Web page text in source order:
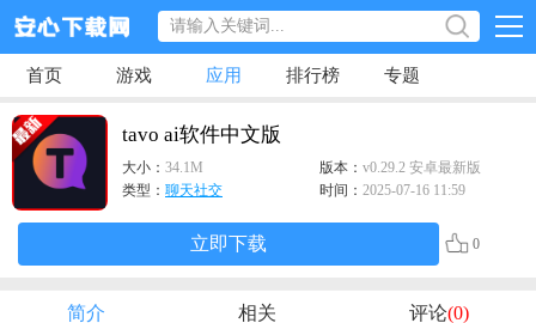
首页 游戏 应用 排行榜 专题
tavo ai软件中文版
大小： 34.1M 版本： v0.29.2 安卓最新版
类型： 聊天社交 时间： 2025-07-16 11:59
立即下载 0
简介 相关 评论(0)